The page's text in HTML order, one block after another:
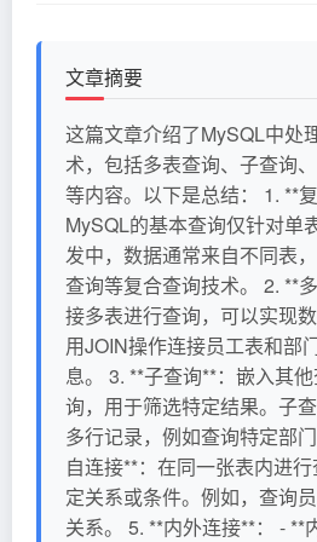
文章摘要
这篇文章介绍了MySQL中处
术，包括多表查询、子查询
等内容。以下是总结： 1. **
MySQL的基本查询仅针对单
发中，数据通常来自不同表
查询等复合查询技术。 2. **
接多表进行查询，可以实现
用JOIN操作连接员工表和部
息。 3. **子查询**：嵌入其
询，用于筛选特定结果。子
多行记录，例如查询特定部
自连接**：在同一张表内进
定关系或条件。例如，查询
关系。 5. **内外连接**： - **